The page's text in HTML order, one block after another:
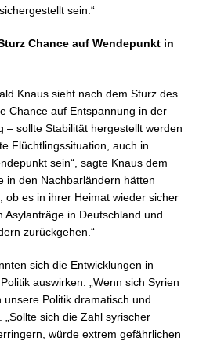
sein.“
Chance auf Wendepunkt in
Knaus sieht nach dem Sturz des
Chance auf Entspannung in der
– sollte Stabilität hergestellt werden
Flüchtlingssituation, auch in
sein“, sagte Knaus dem
in den Nachbarländern hätten
ob es in ihrer Heimat wieder sicher
Asylanträge in Deutschland und
zurückgehen.“
sich die Entwicklungen in
auswirken. „Wenn sich Syrien
Politik dramatisch und
„Sollte sich die Zahl syrischer
würde extrem gefährlichen